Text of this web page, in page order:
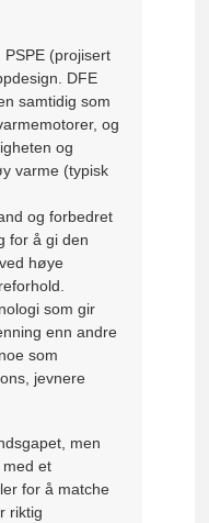
(projisert
DFE
samtidig som
og
og
varme (typisk
og forbedret
for å gi den
høye
som gir
enn andre
som
jevnere
men
med et
for å matche
riktig